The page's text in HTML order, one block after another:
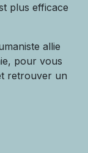
plus efficace
allie
pour vous
retrouver un